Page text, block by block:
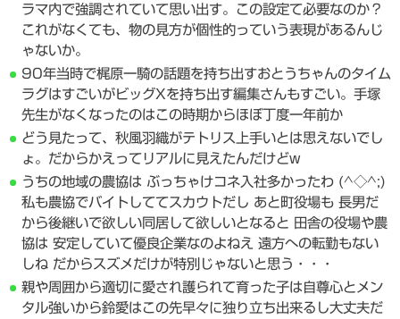
ラマ内で強調されていて思い出す。この設定て必要なのか？
これがなくても、物の見方が個性的っていう表現があるんじ
ゃないか。
90年当時で梶原一騎の話題を持ち出すおとうちゃんのタイム
ラグはすごいがビッグXを持ち出す編集さんもすごい。手塚
先生がなくなったのはこの時期からほぼ丁度一年前か
どう見たって、秋風羽織がテトリス上手いとは思えないでし
ょ。だからかえってリアルに見えたんだけどw
うちの地域の農協は ぶっちゃけコネ入社多かったわ (^◇^;)
私も農協でバイトしててスカウトだし あと町役場も 長男だ
から後継いで欲しい同居して欲しいとなると 田舎の役場や農
協は 安定していて優良企業なのよねえ 遠方への転勤もない
しね だからスズメだけが特別じゃないと思う・・・
親や周囲から適切に愛され護られて育った子は自尊心とメン
タル強いから鈴愛はこの先早々に独り立ち出来るし大丈夫だ